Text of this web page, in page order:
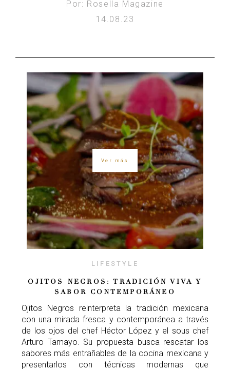
Por: Rosella Magazine
14.08.23
Ver más
LIFESTYLE
OJITOS NEGROS: TRADICIÓN VIVA Y
SABOR CONTEMPORÁNEO
Ojitos Negros reinterpreta la tradición mexicana
con una mirada fresca y contemporánea a través
de los ojos del chef Héctor López y el sous chef
Arturo Tamayo. Su propuesta busca rescatar los
sabores más entrañables de la cocina mexicana y
presentarlos con técnicas modernas que